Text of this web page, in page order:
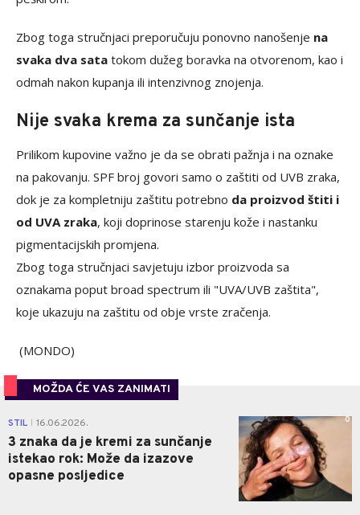
Zbog toga stručnjaci preporučuju ponovno nanošenje na
svaka dva sata tokom dužeg boravka na otvorenom, kao i
odmah nakon kupanja ili intenzivnog znojenja.
Nije svaka krema za sunčanje ista
Prilikom kupovine važno je da se obrati pažnja i na oznake
na pakovanju. SPF broj govori samo o zaštiti od UVB zraka,
dok je za kompletniju zaštitu potrebno da proizvod štiti i
od UVA zraka, koji doprinose starenju kože i nastanku
pigmentacijskih promjena.
Zbog toga stručnjaci savjetuju izbor proizvoda sa
oznakama poput broad spectrum ili "UVA/UVB zaštita",
koje ukazuju na zaštitu od obje vrste zračenja.
(MONDO)
MOŽDA ĆE VAS ZANIMATI
STIL 16.06.2026.
3 znaka da je kremi za sunčanje
istekao rok: Može da izazove
opasne posljedice
0